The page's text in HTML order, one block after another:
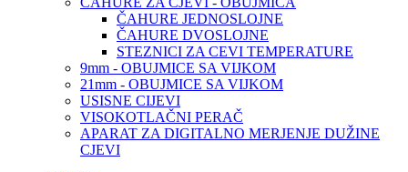
ČAHURE JEDNOSLOJNE
ČAHURE DVOSLOJNE
STEZNICI ZA CEVI TEMPERATURE
9mm - OBUJMICE SA VIJKOM
21mm - OBUJMICE SA VIJKOM
USISNE CIJEVI
VISOKOTLAČNI PERAČ
APARAT ZA DIGITALNO MERJENJE DUŽINE
CJEVI